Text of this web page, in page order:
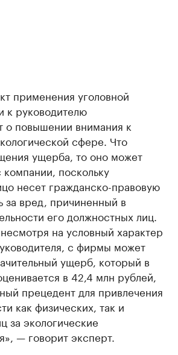
применения уголовной
к руководителю
о повышении внимания к
сфере. Что
ущерба, то оно может
поскольку
несет гражданско-правовую
за вред, причиненный в
его должностных лиц.
на условный характер
с фирмы может
ущерб, который в
в 42,4 млн рублей,
прецедент для привлечения
как физических, так и
за экологические
— говорит эксперт.